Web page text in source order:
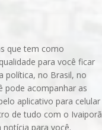
que tem como
para você ficar
política, no Brasil, no
pode acompanhar as
aplicativo para celular
de tudo com o Ivaiporã
para você.